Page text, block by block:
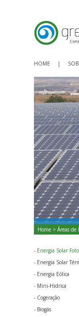
HOME |
Home > Áreas de
- Energia Solar
- Energia Solar
- Energia Eólica
- Mini-Hidrica
- Cogeração
- Biogás